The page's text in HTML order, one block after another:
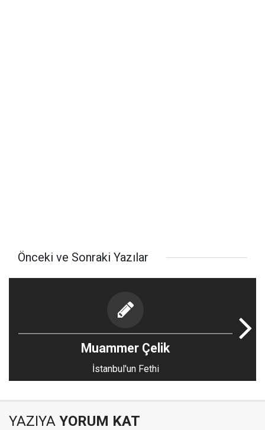
Önceki ve Sonraki Yazılar
Muammer Çelik
İstanbul'un Fethi
YAZIYA YORUM KAT